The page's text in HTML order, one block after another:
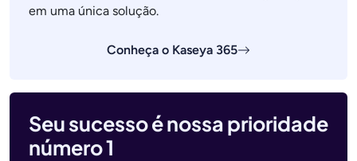
em uma única solução.
Conheça o Kaseya 365
Seu sucesso é nossa prioridade
número 1